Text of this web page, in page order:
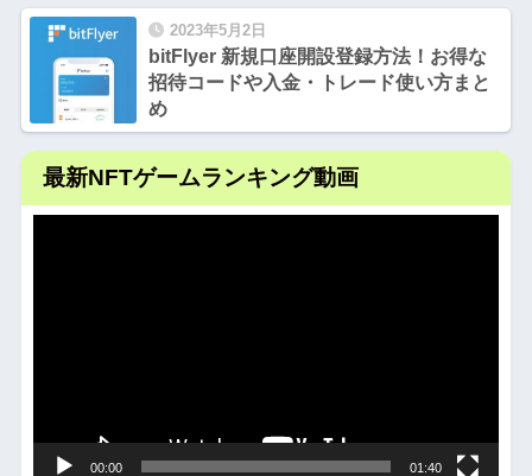
2023年5月2日
bitFlyer 新規口座開設登録方法！お得な
招待コードや入金・トレード使い方まと
め
最新NFTゲームランキング動画
00:00 01:40